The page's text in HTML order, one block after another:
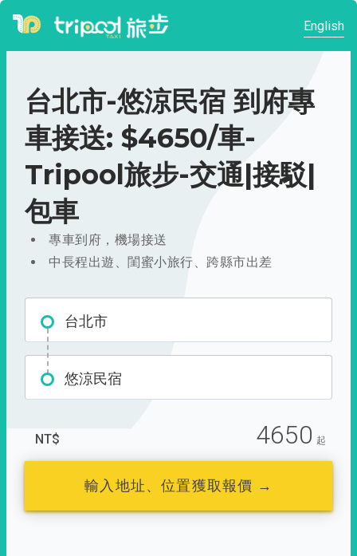
English
台北市-悠涼民宿 到府專
車接送: $4650/車-
Tripool旅步-交通|接駁|
包車
專車到府，機場接送
中長程出遊、閨蜜小旅行、跨縣市出差
台北市
悠涼民宿
NT$ 4650 起
輸入地址、位置獲取報價 →